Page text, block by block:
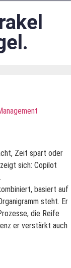
Zeit spart oder
sich: Copilot
basiert auf
steht. Er
die Reife
er verstärkt auch